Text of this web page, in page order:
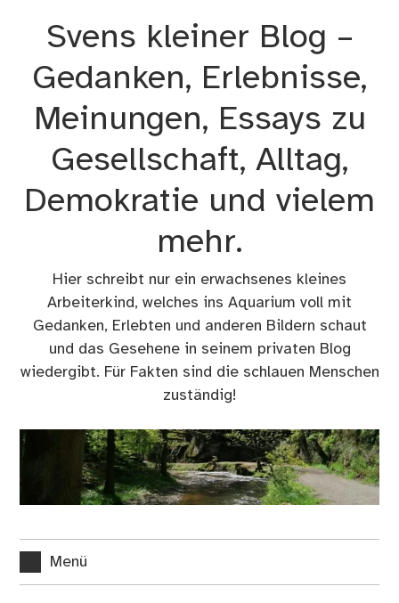
Svens kleiner Blog –
Gedanken, Erlebnisse,
Meinungen, Essays zu
Gesellschaft, Alltag,
Demokratie und vielem
mehr.
Hier schreibt nur ein erwachsenes kleines
Arbeiterkind, welches ins Aquarium voll mit
Gedanken, Erlebten und anderen Bildern schaut
und das Gesehene in seinem privaten Blog
wiedergibt. Für Fakten sind die schlauen Menschen
zuständig!
Menü